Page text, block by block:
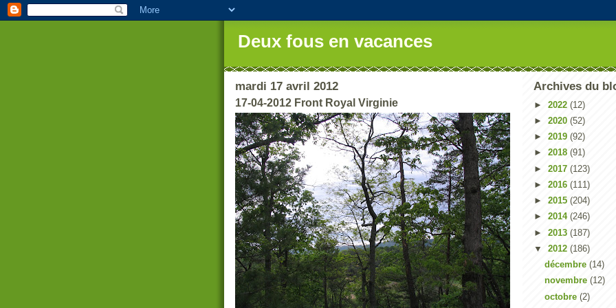
Deux fous en vacances
mardi 17 avril 2012
17-04-2012 Front Royal Virginie
Archives du
► 2022 (12)
► 2020 (52)
► 2019 (92)
► 2018 (91)
► 2017 (123)
► 2016 (111)
► 2015 (204)
► 2014 (246)
► 2013 (187)
▼ 2012 (186)
décembre (14)
novembre (12)
octobre (2)